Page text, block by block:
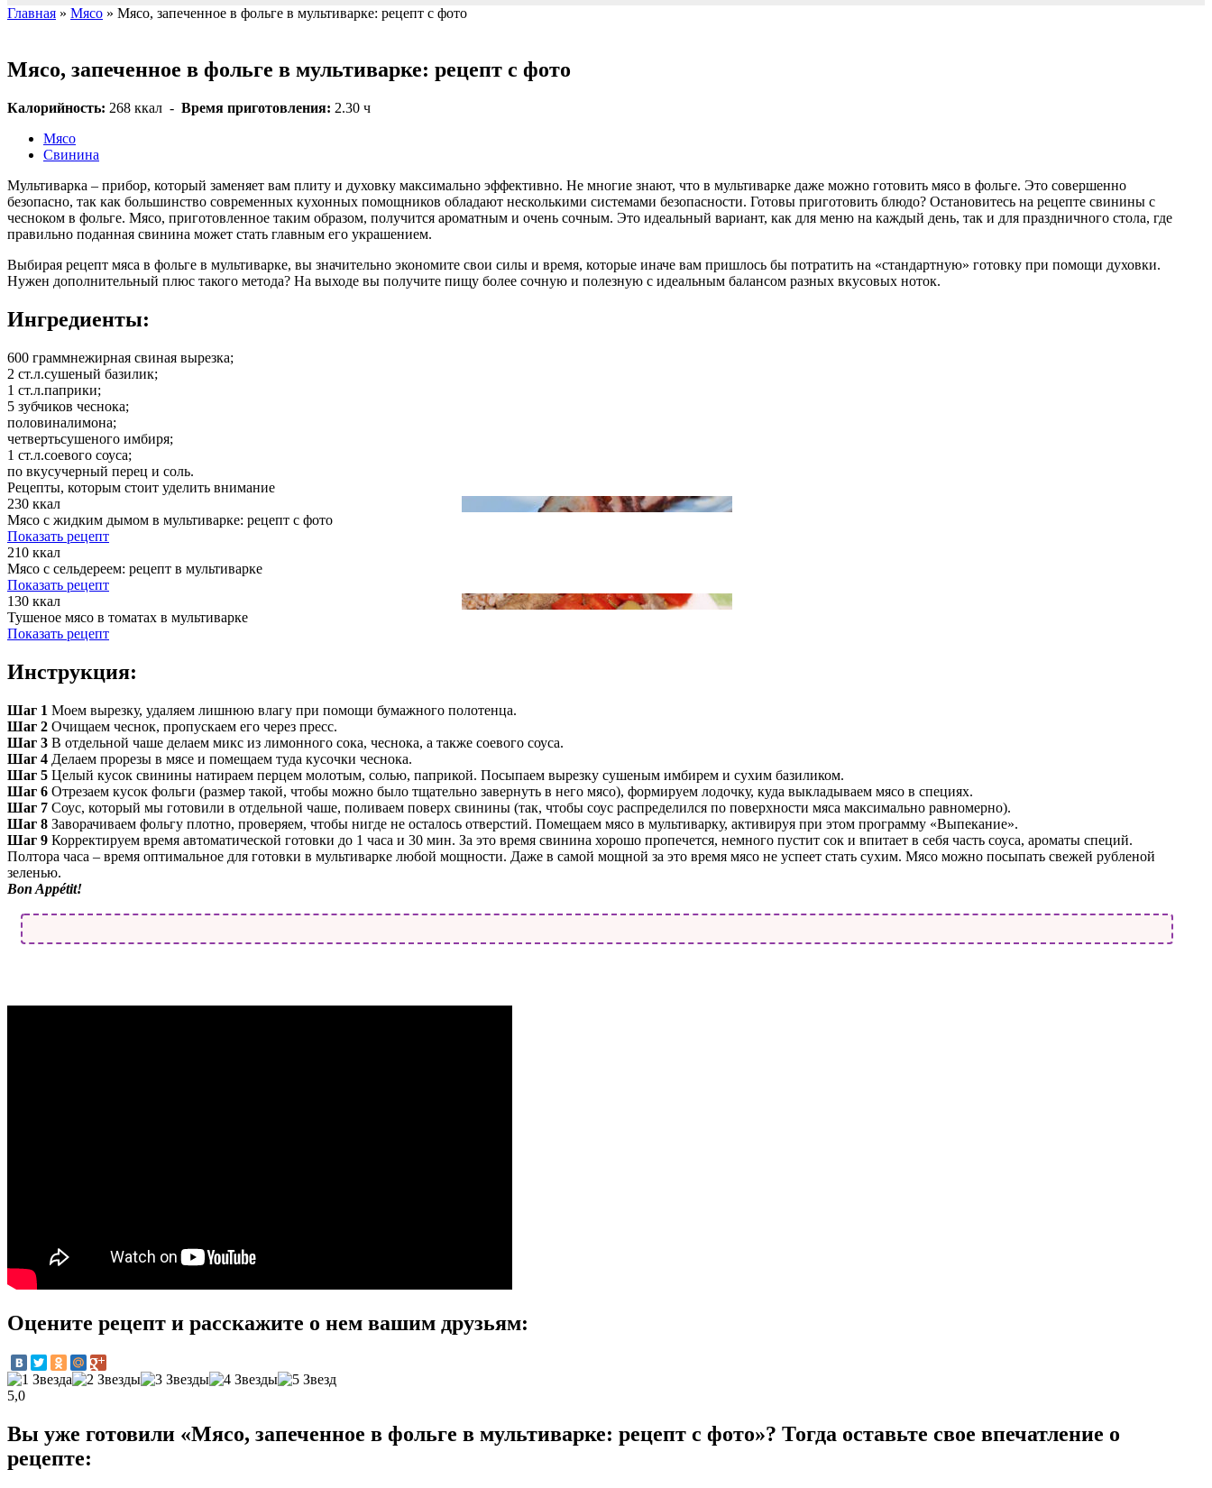
Главная » Мясо » Мясо, запеченное в фольге в мультиварке: рецепт с фото
Мясо, запеченное в фольге в мультиварке: рецепт с фото
Калорийность: 268 ккал - Время приготовления: 2.30 ч
Мясо
Свинина
Мультиварка – прибор, который заменяет вам плиту и духовку максимально эффективно. Не многие знают, что в мультиварке даже можно готовить мясо в фольге. Это совершенно
безопасно, так как большинство современных кухонных помощников обладают несколькими системами безопасности. Готовы приготовить блюдо? Остановитесь на рецепте свинины с
чесноком в фольге. Мясо, приготовленное таким образом, получится ароматным и очень сочным. Это идеальный вариант, как для меню на каждый день, так и для праздничного стола, где
правильно поданная свинина может стать главным его украшением.
Выбирая рецепт мяса в фольге в мультиварке, вы значительно экономите свои силы и время, которые иначе вам пришлось бы потратить на «стандартную» готовку при помощи духовки.
Нужен дополнительный плюс такого метода? На выходе вы получите пищу более сочную и полезную с идеальным балансом разных вкусовых ноток.
Ингредиенты:
600 граммнежирная свиная вырезка;
2 ст.л.сушеный базилик;
1 ст.л.паприки;
5 зубчиков чеснока;
половиналимона;
четвертьсушеного имбиря;
1 ст.л.соевого соуса;
по вкусучерный перец и соль.
Рецепты, которым стоит уделить внимание
230 ккал
Мясо с жидким дымом в мультиварке: рецепт с фото
Показать рецепт
210 ккал
Мясо с сельдереем: рецепт в мультиварке
Показать рецепт
130 ккал
Тушеное мясо в томатах в мультиварке
Показать рецепт
Инструкция:
Шаг 1 Моем вырезку, удаляем лишнюю влагу при помощи бумажного полотенца.
Шаг 2 Очищаем чеснок, пропускаем его через пресс.
Шаг 3 В отдельной чаше делаем микс из лимонного сока, чеснока, а также соевого соуса.
Шаг 4 Делаем прорезы в мясе и помещаем туда кусочки чеснока.
Шаг 5 Целый кусок свинины натираем перцем молотым, солью, паприкой. Посыпаем вырезку сушеным имбирем и сухим базиликом.
Шаг 6 Отрезаем кусок фольги (размер такой, чтобы можно было тщательно завернуть в него мясо), формируем лодочку, куда выкладываем мясо в специях.
Шаг 7 Соус, который мы готовили в отдельной чаше, поливаем поверх свинины (так, чтобы соус распределился по поверхности мяса максимально равномерно).
Шаг 8 Заворачиваем фольгу плотно, проверяем, чтобы нигде не осталось отверстий. Помещаем мясо в мультиварку, активируя при этом программу «Выпекание».
Шаг 9 Корректируем время автоматической готовки до 1 часа и 30 мин. За это время свинина хорошо пропечется, немного пустит сок и впитает в себя часть соуса, ароматы специй.
Полтора часа – время оптимальное для готовки в мультиварке любой мощности. Даже в самой мощной за это время мясо не успеет стать сухим. Мясо можно посыпать свежей рубленой
зеленью.
Bon Appétit!
Оцените рецепт и расскажите о нем вашим друзьям:
5,0
Вы уже готовили «Мясо, запеченное в фольге в мультиварке: рецепт с фото»? Тогда оставьте свое впечатление о
рецепте: